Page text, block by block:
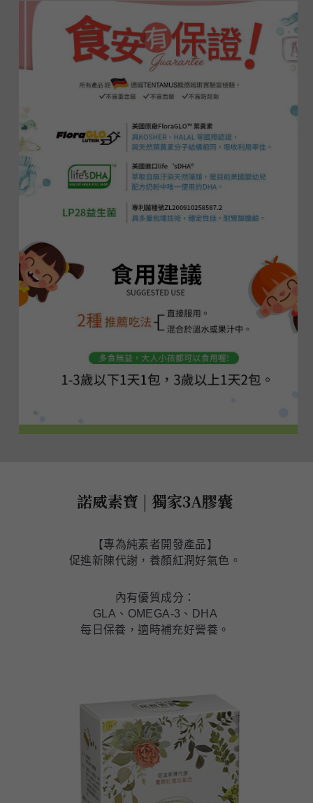
諾威素寶 | 獨家3A膠囊
【專為純素者開發產品】
促進新陳代謝，養顏紅潤好氣色。
內有優質成分：
GLA、OMEGA-3、DHA
每日保養，適時補充好營養。